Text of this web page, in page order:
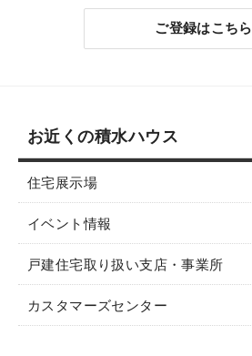
ご登録はこちら
お近くの積水ハウス
住宅展示場
イベント情報
戸建住宅取り扱い支店・事業所
カスタマーズセンター